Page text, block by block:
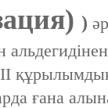
)
ғана